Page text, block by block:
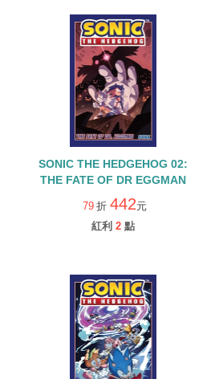
SONIC THE HEDGEHOG 02:
THE FATE OF DR EGGMAN
79 折 442元
紅利 2 點